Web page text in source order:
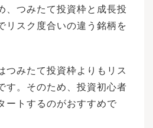
対応することがで
せずに将来のイベ
費に対して不安も
ンで具体的な金
金が足りるかどう
考える上で重要な
れる以下の3つで
子どもの教育資
す。これらは人生
めるため、事前
、つみたて投資枠と成長投
リスク度合いの違う銘柄を
つみたて投資枠よりもリス
す。そのため、投資初心者
ートするのがおすすめで